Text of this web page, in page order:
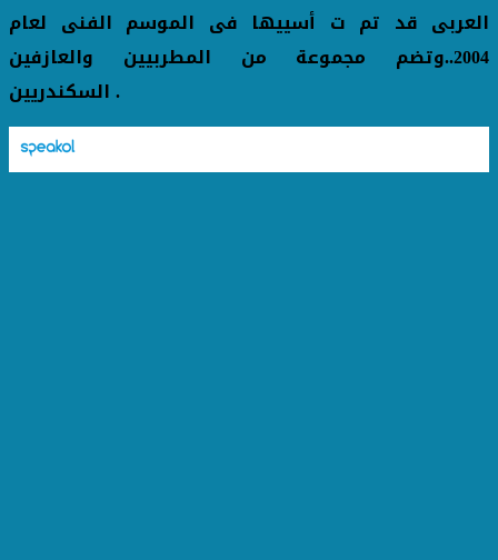
العربى قد تم ت أسييها فى الموسم الفنى لعام
2004..وتضم مجموعة من المطربيين والعازفين
السكندريين .